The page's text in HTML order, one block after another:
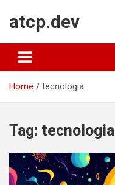
content
atcp.dev
Home tecnologia
Tag: tecnologia